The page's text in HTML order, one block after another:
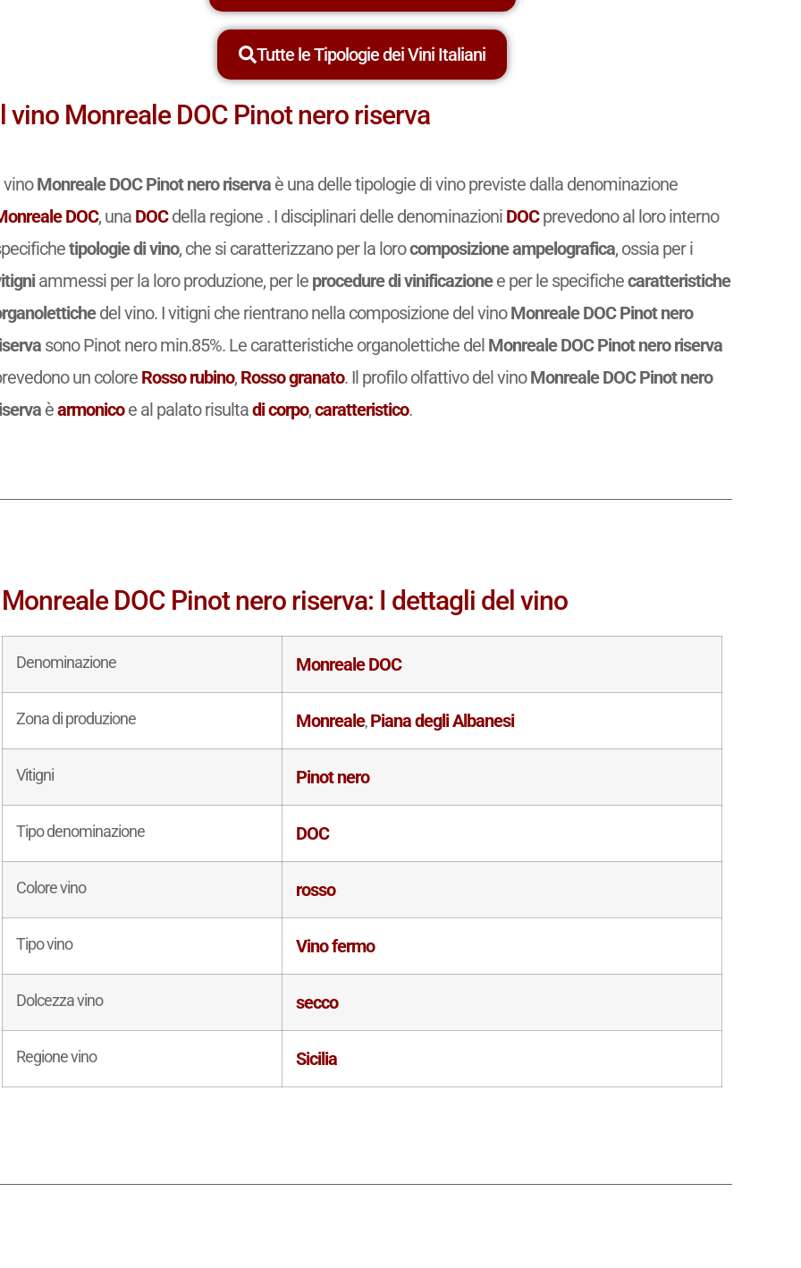
Tutte le Tipologie dei Vini Italiani
vino Monreale DOC Pinot nero riserva
vinoMonreale DOC Pinot nero riserva è una delle tipologie di vino previste dalla denominazione
DOC, una DOCdella regione . I disciplinari delle denominazioni DOCprevedono al loro interno
tipologie di vino, che si caratterizzano per la lorocomposizione ampelografica, ossia per i
ammessi per la loro produzione, per le procedure di vinificazionee per le specifichecaratteristiche
del vino. I vitigni che rientrano nella composizione del vinoMonreale DOC Pinot nero
sono Pinot nero min.85%. Le caratteristiche organolettiche del Monreale DOC Pinot nero riserva
un colore Rosso rubino, Rosso granato. Il profilo olfattivo del vinoMonreale DOC Pinot nero
èarmonicoe al palato risultadi corpo,caratteristico.
Monreale DOC Pinot nero riserva: I dettagli del vino
Denominazione Monreale DOC
Zona di produzione Monreale,Piana degli Albanesi
Vitigni Pinot nero
Tipo denominazione DOC
Colore vino rosso
Tipo vino Vino fermo
Dolcezza vino secco
Regione vino Sicilia